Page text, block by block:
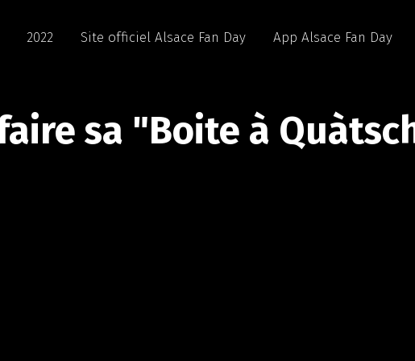
2022 Site officiel Alsace Fan Day App Alsace Fan Day
sa "Boite à